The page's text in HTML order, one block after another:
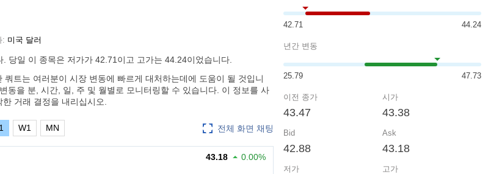
: 미국 달러
. 당일 이 종목은 저가가 42.71이고 고가는 44.24이었습니다.
트는 여러분이 시장 변동에 빠르게 대처하는데에 도움이 될 것입니
동을 분, 시간, 일, 주 및 월별로 모니터링할 수 있습니다. 이 정보를 사
거래 결정을 내리십시오.
전체 화면 채팅
W1 MN
43.18 0.00%
42.71 44.24
년간 변동
25.79 47.73
이전 종가
43.47
시가
43.38
Bid
42.88
Ask
43.18
저가 고가